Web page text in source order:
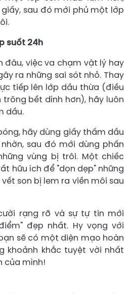
sau đó mới phủ một lớp
suốt 24h
đâu, việc va chạm vật lý hay
ra những sai sót nhỏ. Thay
tiếp lên lớp dầu thừa (điều
bết dính hơn), hãy luôn
dầu.
hãy dùng giấy thấm dầu
sau đó mới dùng phấn
vùng bị trôi. Một chiếc
hữu ích để "dọn dẹp" những
son bị lem ra viền môi sau
rạng rỡ và sự tự tin mới
đẹp nhất. Hy vọng với
sẽ có một diện mạo hoàn
khoảnh khắc tuyệt vời nhất
của mình!